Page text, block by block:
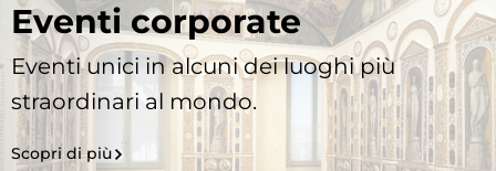
Eventi corporate
Eventi unici in alcuni dei luoghi più
straordinari al mondo.
Scopri di più